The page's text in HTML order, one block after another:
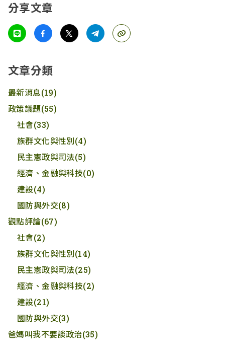
分享文章
文章分類
最新消息(19)
政策議題(55)
社會(33)
族群文化與性別(4)
民主憲政與司法(5)
經濟、金融與科技(0)
建設(4)
國防與外交(8)
觀點評論(67)
社會(2)
族群文化與性別(14)
民主憲政與司法(25)
經濟、金融與科技(2)
建設(21)
國防與外交(3)
爸媽叫我不要談政治(35)